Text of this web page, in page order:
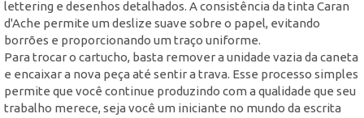
lettering e desenhos detalhados. A consistência da tinta Caran
d'Ache permite um deslize suave sobre o papel, evitando
borrões e proporcionando um traço uniforme.
Para trocar o cartucho, basta remover a unidade vazia da caneta
e encaixar a nova peça até sentir a trava. Esse processo simples
permite que você continue produzindo com a qualidade que seu
trabalho merece, seja você um iniciante no mundo da escrita